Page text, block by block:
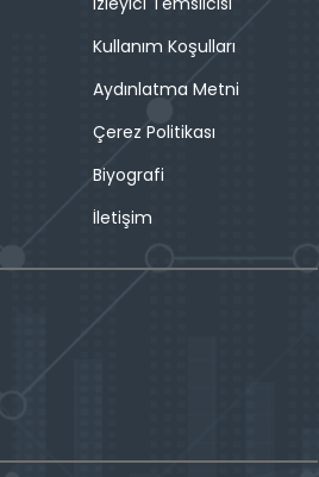
Kullanım Koşulları
Aydınlatma Metni
Çerez Politikası
Biyografi
İletişim